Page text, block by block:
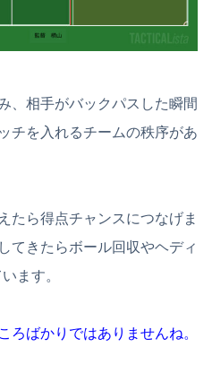
、相手がバックパスした瞬間
チを入れるチームの秩序があ
たら得点チャンスにつなげま
てきたらボール回収やヘディ
ます。
ろばかりではありませんね。